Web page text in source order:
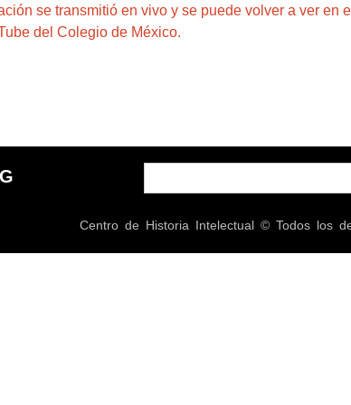
se transmitió en vivo y se puede volver a ver en
del Colegio de México.
Centro de Historia Intelectual © Todos los